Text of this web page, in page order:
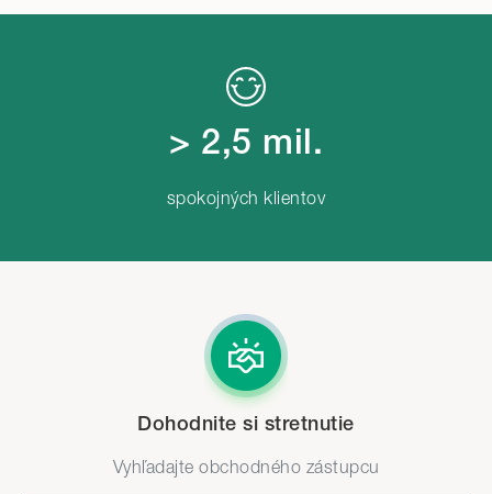
> 2,5 mil.
spokojných klientov
Dohodnite si stretnutie
Vyhľadajte obchodného zástupcu